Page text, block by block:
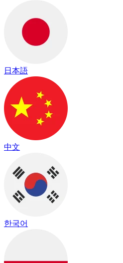
日本語
中文
한국어